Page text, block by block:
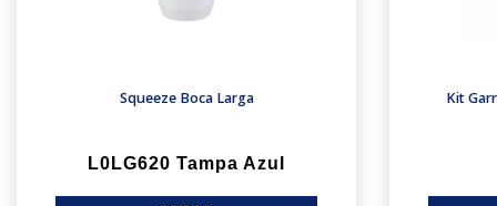
Squeeze Boca Larga
L0LG620 Tampa Azul
Kit